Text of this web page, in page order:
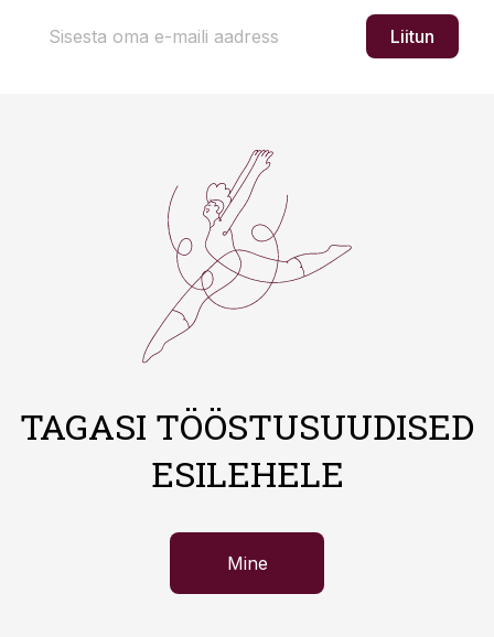
Liitun
TAGASI TÖÖSTUSUUDISED
ESILEHELE
Mine